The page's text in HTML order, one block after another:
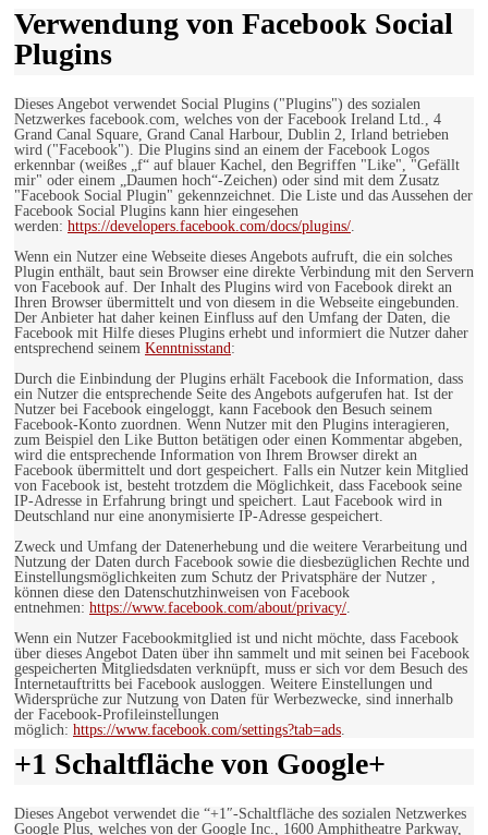
Verwendung von Facebook Social
Plugins
Dieses Angebot verwendet Social Plugins ("Plugins") des sozialen
Netzwerkes facebook.com, welches von der Facebook Ireland Ltd., 4
Grand Canal Square, Grand Canal Harbour, Dublin 2, Irland betrieben
wird ("Facebook"). Die Plugins sind an einem der Facebook Logos
erkennbar (weißes „f“ auf blauer Kachel, den Begriffen "Like", "Gefällt
mir" oder einem „Daumen hoch“-Zeichen) oder sind mit dem Zusatz
"Facebook Social Plugin" gekennzeichnet. Die Liste und das Aussehen der
Facebook Social Plugins kann hier eingesehen
werden: https://developers.facebook.com/docs/plugins/.
Wenn ein Nutzer eine Webseite dieses Angebots aufruft, die ein solches
Plugin enthält, baut sein Browser eine direkte Verbindung mit den Servern
von Facebook auf. Der Inhalt des Plugins wird von Facebook direkt an
Ihren Browser übermittelt und von diesem in die Webseite eingebunden.
Der Anbieter hat daher keinen Einfluss auf den Umfang der Daten, die
Facebook mit Hilfe dieses Plugins erhebt und informiert die Nutzer daher
entsprechend seinem Kenntnisstand:
Durch die Einbindung der Plugins erhält Facebook die Information, dass
ein Nutzer die entsprechende Seite des Angebots aufgerufen hat. Ist der
Nutzer bei Facebook eingeloggt, kann Facebook den Besuch seinem
Facebook-Konto zuordnen. Wenn Nutzer mit den Plugins interagieren,
zum Beispiel den Like Button betätigen oder einen Kommentar abgeben,
wird die entsprechende Information von Ihrem Browser direkt an
Facebook übermittelt und dort gespeichert. Falls ein Nutzer kein Mitglied
von Facebook ist, besteht trotzdem die Möglichkeit, dass Facebook seine
IP-Adresse in Erfahrung bringt und speichert. Laut Facebook wird in
Deutschland nur eine anonymisierte IP-Adresse gespeichert.
Zweck und Umfang der Datenerhebung und die weitere Verarbeitung und
Nutzung der Daten durch Facebook sowie die diesbezüglichen Rechte und
Einstellungsmöglichkeiten zum Schutz der Privatsphäre der Nutzer ,
können diese den Datenschutzhinweisen von Facebook
entnehmen: https://www.facebook.com/about/privacy/.
Wenn ein Nutzer Facebookmitglied ist und nicht möchte, dass Facebook
über dieses Angebot Daten über ihn sammelt und mit seinen bei Facebook
gespeicherten Mitgliedsdaten verknüpft, muss er sich vor dem Besuch des
Internetauftritts bei Facebook ausloggen. Weitere Einstellungen und
Widersprüche zur Nutzung von Daten für Werbezwecke, sind innerhalb
der Facebook-Profileinstellungen
möglich: https://www.facebook.com/settings?tab=ads.
+1 Schaltfläche von Google+
Dieses Angebot verwendet die “+1″-Schaltfläche des sozialen Netzwerkes
Google Plus, welches von der Google Inc., 1600 Amphitheatre Parkway,